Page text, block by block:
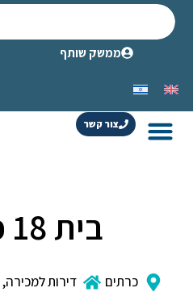
ממשק שותף
צור קשר
בית 18 כרתים
כרתים דירות למכירה,